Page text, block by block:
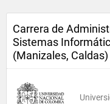
Carrera de
Sistemas
(Manizales, Caldas)